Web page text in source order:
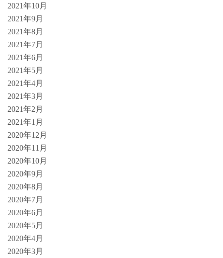
2021年10月
2021年9月
2021年8月
2021年7月
2021年6月
2021年5月
2021年4月
2021年3月
2021年2月
2021年1月
2020年12月
2020年11月
2020年10月
2020年9月
2020年8月
2020年7月
2020年6月
2020年5月
2020年4月
2020年3月